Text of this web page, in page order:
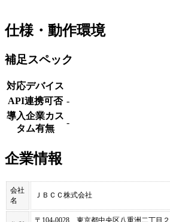
仕様・動作環境
補足スペック
対応デバイス
API連携可否 -
導入企業カス
タム有無
-
企業情報
会社
名
ＪＢＣＣ株式会社
〒104-0028 東京都中央区八重洲二丁目